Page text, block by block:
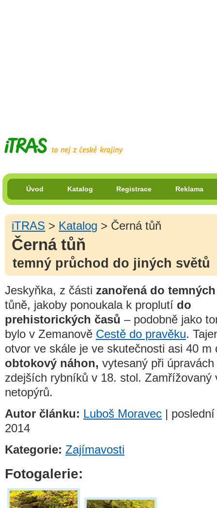
Úvod Katalog Registrace Reklama
iTRAS > Katalog > Černá tůň
Černá tůň
temný průchod do jiných světů
Jeskyňka, z části zanořená do
tůně, jakoby ponoukala k proplutí do
prehistorických časů – podobně jako
bylo v Zemanově Cestě do pravěku.
otvor ve skále je ve skutečnosti asi 40 m
obtokový náhon, vytesaný při úpravách
zdejších rybníků v 18. stol.
netopýrů.
Autor článku: Luboš Moravec |
2014
Kategorie: Zajímavosti
Fotogalerie: